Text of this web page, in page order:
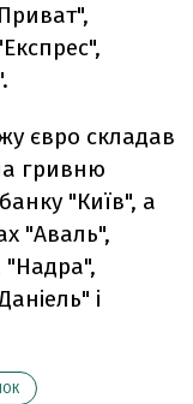
євро складав
гривню
"Київ", а
"Аваль",
"Надра",
і